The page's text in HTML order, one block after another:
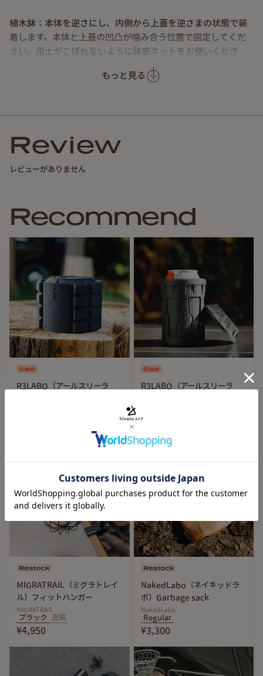
もっと見る
植木鉢：本体を逆さにし、内側から上蓋を逆さまの状態で装
着します。本体と上蓋の凹凸が噛み合う位置で固定してくだ
さい。用土がこぼれないように鉢底ネットをお使いくださ
【スペック】
対応OD缶：250サイズ
外寸：115.4mm（スタッズ除く）
使用OD缶キャップ：ANCAM / ODTOP
使用ランタン：Snow Peak / リトルランプ ノクターン
※素材の特性上、長時間の高温にさらされると部分的に変形
する可能性があります。高温になる一体型ガスバーナーとの
併用は避け、ランタン用としてお使いください。真夏の直射
日光や、高温になる車内での保管は避けてお使いください。
※3Dプリント特有の積層痕があります。使用に問題ない程度
の小さな突起や毛羽立ちが残る場合がございますので、あら
かじめご了承ください。
Review
レビューがありません
Recommend
Sale
R3LABO（アールスリーラ
Restock
MIGRATRAIL（ミグラトレイ
ル）フィットハンガー
MIGRATRAIL
ブラック 真鍮
¥4,950
Sale
R3LABO（アールスリーラ
¥3,850
Restock
NakedLabo（ネイキッドラ
ボ）Garbage sack
NakedLabo
Regular
¥3,300